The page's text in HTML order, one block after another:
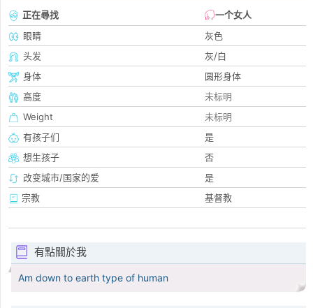
正在尋找
一个女人
眼睛
灰色
头发
灰/白
身体
圆形身体
高度
未标明
Weight
未标明
有孩子们
是
想生孩子
否
改变城市/国家的爱
是
宗教
基督教
有點關於我
Am down to earth type of human